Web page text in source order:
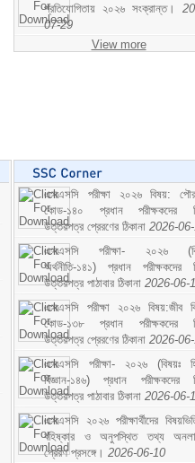
প্রতিযোগিতায় ২০২৬ সংক্রান্ত।
07-29
View more
এসএসসি পরীক্ষা ২০২৬ বিষয়:
কোড-১৪০ প্রধান পরীক্ষকদের
উত্তরপত্র প্রেরণের ঠিকানা 2026-
এসএসসি পরীক্ষা- ২০২৬
অর্থনীতি-১৪১) প্রধান পরীক্ষকদের
উত্তরপত্র পাঠাবার ঠিকানা 2026-06-
এসএসসি পরীক্ষা ২০২৬ বিষয়:জীব
কোড-১৩৮ প্রধান পরীক্ষকদের
উত্তরপত্র প্রেরণের ঠিকানা 2026-
এসএসসি পরীক্ষা- ২০২৬ (বিষয়ঃ
বিজ্ঞান-১৪৬) প্রধান পরীক্ষকদের
উত্তরপত্র পাঠাবার ঠিকানা 2026-06-
এসএসসি ২০২৬ পরীক্ষার্থীদের
বহিষ্কার ও অনুপস্থিত তথ্য
প্রেরণ প্রসঙ্গে। 2026-06-10